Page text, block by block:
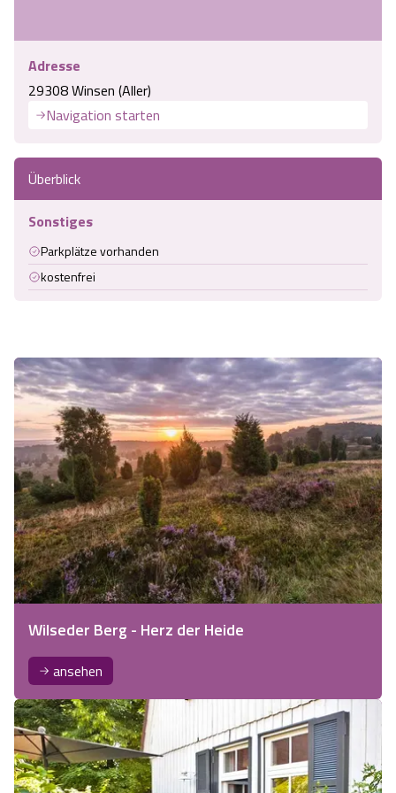
Adresse
29308 Winsen (Aller)
Navigation starten
Überblick
Sonstiges
Parkplätze vorhanden
kostenfrei
Wilseder Berg - Herz der Heide
ansehen